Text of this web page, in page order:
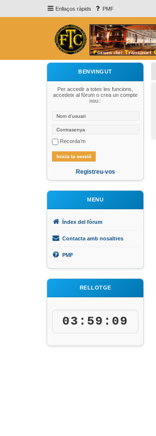
Enllaços ràpids PMF
BENVINGUT
Per accedir a totes les funcions,
accedeix al fòrum o crea un compte
nou::
Recorda’m
Registreu-vos
MENU
Índex del fòrum
Contacta amb nosaltres
PMF
RELLOTGE
03:59:09